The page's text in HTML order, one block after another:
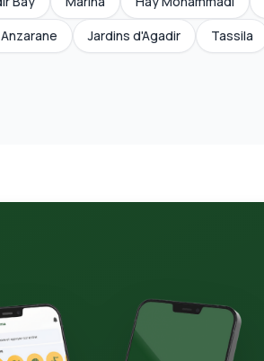
Jardins d'Agadir Tassila